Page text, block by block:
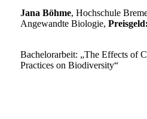
Jana Böhme, Hochschule
Angewandte Biologie, Preisgeld:
Bachelorarbeit: „The Effects of
Practices on Biodiversity“